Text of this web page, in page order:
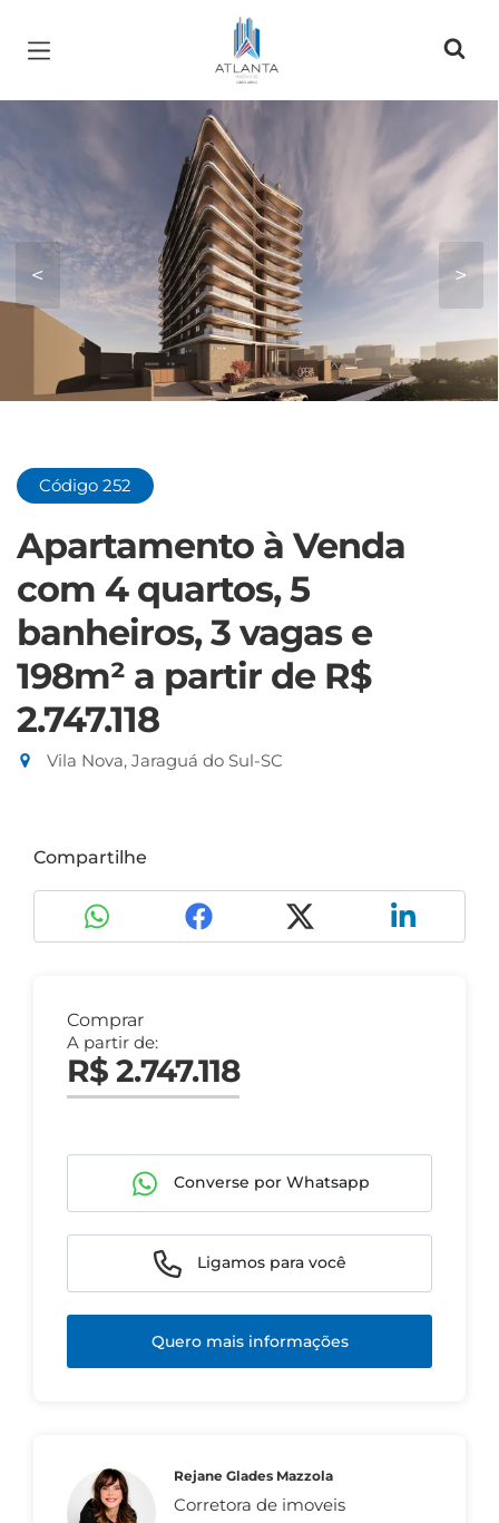
Página inicial
< >
Código 252
Apartamento à Venda
com 4 quartos, 5
banheiros, 3 vagas e
198m² a partir de R$
2.747.118
Vila Nova, Jaraguá do Sul-SC
Compartilhe
Comprar
A partir de:
R$ 2.747.118
Converse por Whatsapp
Ligamos para você
Quero mais informações
Rejane Glades Mazzola
Corretora de imoveis